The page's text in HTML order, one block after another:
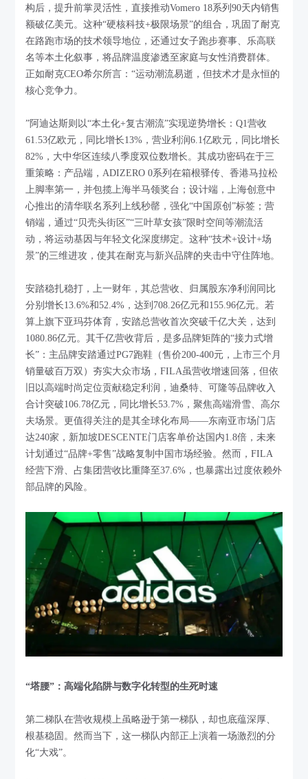
构后，提升前掌灵活性，直接推动Vomero 18系列90天内销售
额破亿美元。这种“硬核科技+极限场景”的组合，巩固了耐克
在路跑市场的技术领导地位，还通过女子跑步赛事、乐高联
名等本土化叙事，将品牌温度渗透至家庭与女性消费群体。
正如耐克CEO希尔所言：“运动潮流易逝，但技术才是永恒的
核心竞争力。
”阿迪达斯则以“本土化+复古潮流”实现逆势增长：Q1营收
61.53亿欧元，同比增长13%，营业利润6.1亿欧元，同比增长
82%，大中华区连续八季度双位数增长。其成功密码在于三
重策略：产品端，ADIZERO 0系列在箱根驿传、香港马拉松
上脚率第一，并包揽上海半马领奖台；设计端，上海创意中
心推出的清华联名系列上线秒罄，强化“中国原创”标签；营
销端，通过“贝壳头街区”“三叶草女孩”限时空间等潮流活
动，将运动基因与年轻文化深度绑定。这种“技术+设计+场
景”的三维进攻，使其在耐克与新兴品牌的夹击中守住阵地。
安踏稳扎稳打，上一财年，其总营收、归属股东净利润同比
分别增长13.6%和52.4%，达到708.26亿元和155.96亿元。若
算上旗下亚玛芬体育，安踏总营收首次突破千亿大关，达到
1080.86亿元。其千亿营收背后，是多品牌矩阵的“接力式增
长”：主品牌安踏通过PG7跑鞋（售价200-400元，上市三个月
销量破百万双）夯实大众市场，FILA虽营收增速回落，但依
旧以高端时尚定位贡献稳定利润，迪桑特、可隆等品牌收入
合计突破106.78亿元，同比增长53.7%，聚焦高端滑雪、高尔
夫场景。更值得关注的是其全球化布局——东南亚市场门店
达240家，新加坡DESCENTE门店客单价达国内1.8倍，未来
计划通过“品牌+零售”战略复制中国市场经验。然而，FILA
经营下滑、占集团营收比重降至37.6%，也暴露出过度依赖外
部品牌的风险。
“塔腰”：高端化陷阱与数字化转型的生死时速
第二梯队在营收规模上虽略逊于第一梯队，却也底蕴深厚、
根基稳固。然而当下，这一梯队内部正上演着一场激烈的分
化“大戏”。